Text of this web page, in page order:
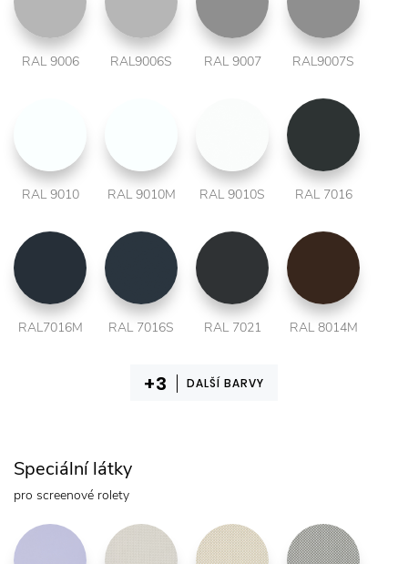
RAL 9006 RAL9006S RAL 9007 RAL9007S
RAL 9010 RAL 9010M RAL 9010S RAL 7016
RAL7016M RAL 7016S RAL 7021 RAL 8014M
DALŠÍ BARVY
Speciální látky
pro screenové rolety